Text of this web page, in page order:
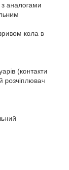
з аналогами
кола в
(контакти
розчіплювач